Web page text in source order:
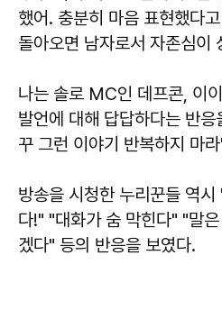
했어. 충분히 마음 표현했다
돌아오면 남자로서 자존심이
나는 솔로 MC인 데프콘, 이
발언에 대해 답답하다는 반
꾸 그런 이야기 반복하지 마
방송을 시청한 누리꾼들 역
다!" "대화가 숨 막힌다" "말
겠다" 등의 반응을 보였다.